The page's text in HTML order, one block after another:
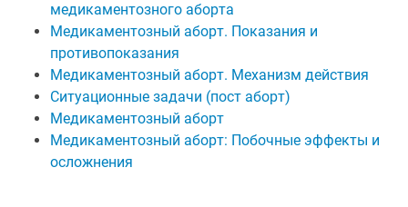
медикаментозного аборта
Медикаментозный аборт. Показания и
противопоказания
Медикаментозный аборт. Механизм действия
Ситуационные задачи (пост аборт)
Медикаментозный аборт
Медикаментозный аборт: Побочные эффекты и
осложнения